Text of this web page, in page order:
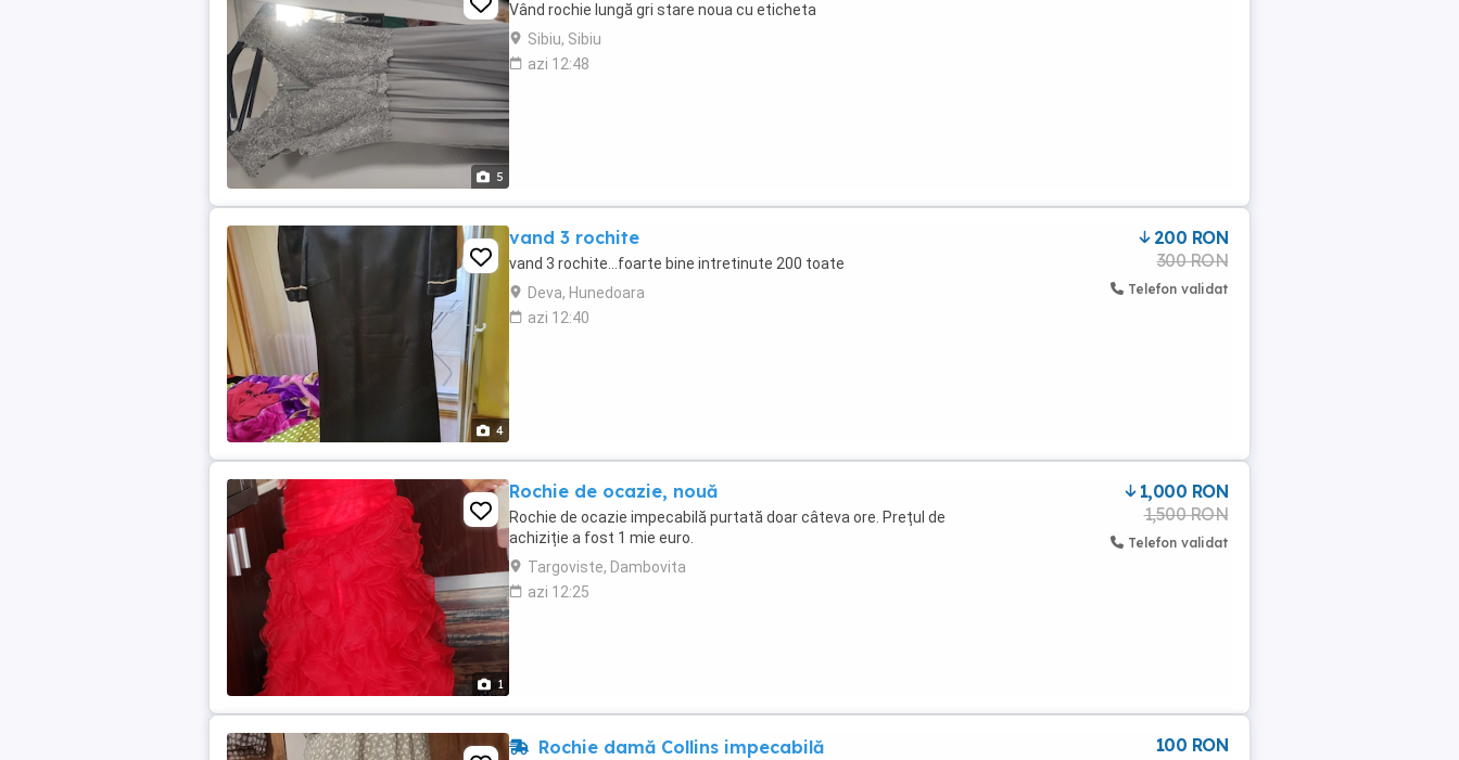
5
Vând rochie lungă gri stare noua cu eticheta
Sibiu, Sibiu
azi 12:48
4
vand 3 rochite
vand 3 rochite...foarte bine intretinute 200 toate
Deva, Hunedoara
azi 12:40
200 RON
300 RON
Telefon validat
1
Rochie de ocazie, nouă
Rochie de ocazie impecabilă purtată doar câteva ore. Prețul de
achiziție a fost 1 mie euro.
Targoviste, Dambovita
azi 12:25
1,000 RON
1,500 RON
Telefon validat
Rochie damă Collins impecabilă 100 RON